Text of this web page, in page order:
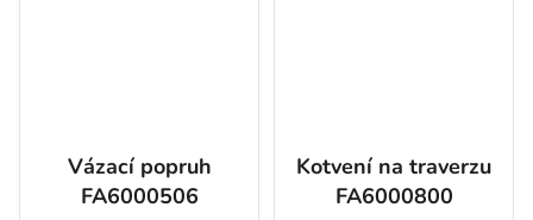
Vázací popruh
FA6000506
Kotvení na traverzu
FA6000800